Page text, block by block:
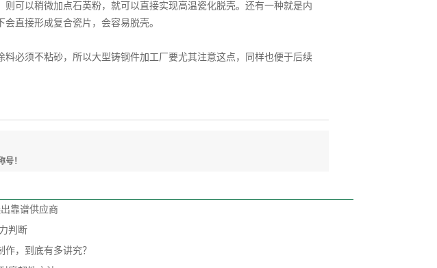
可以稍微加点石英粉，就可以直接实现高温瓷化脱壳。还有一种就是内
直接形成复合瓷片，会容易脱壳。
须不粘砂，所以大型铸钢件加工厂要尤其注意这点，同样也便于后续
！
靠谱供应商
判断
，到底有多讲究？